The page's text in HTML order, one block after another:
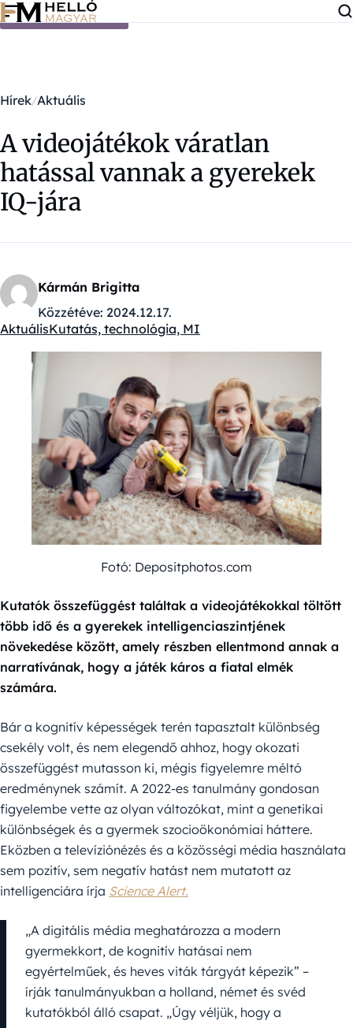
Ugrás a tartalomra
Hírek Aktuális
A videojátékok váratlan
hatással vannak a gyerekek
IQ-jára
Kármán Brigitta
Közzétéve: 2024.12.17.
Kategóriák:
AktuálisKutatás, technológia, MI
Fotó: Depositphotos.com
Kutatók összefüggést találtak a videojátékokkal töltött
több idő és a gyerekek intelligenciaszintjének
növekedése között, amely részben ellentmond annak a
narratívának, hogy a játék káros a fiatal elmék
számára.
Bár a kognitív képességek terén tapasztalt különbség
csekély volt, és nem elegendő ahhoz, hogy okozati
összefüggést mutasson ki, mégis figyelemre méltó
eredménynek számít. A 2022-es tanulmány gondosan
figyelembe vette az olyan változókat, mint a genetikai
különbségek és a gyermek szocioökonómiai háttere.
Eközben a televíziónézés és a közösségi média használata
sem pozitív, sem negatív hatást nem mutatott az
intelligenciára írja Science Alert.
„A digitális média meghatározza a modern
gyermekkort, de kognitív hatásai nem
egyértelműek, és heves viták tárgyát képezik” –
írják tanulmányukban a holland, német és svéd
kutatókból álló csapat. „Úgy véljük, hogy a